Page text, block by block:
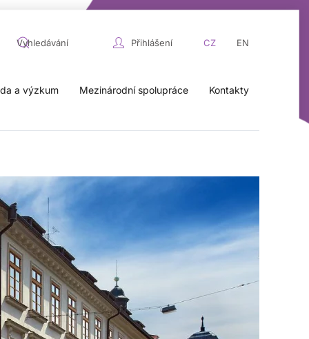
Přihlášení CZ EN
a výzkum Mezinárodní spolupráce Kontakty